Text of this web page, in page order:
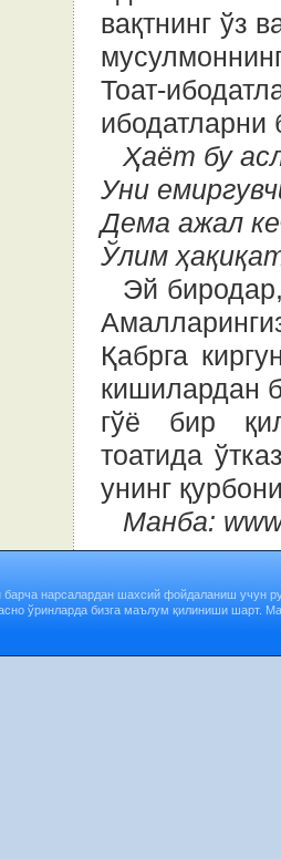
вақтнинг ўз
Тоат-
ибодатларни
Ҳаёт бу
Уни
Дема ажал
Ўлим
Эй биродар,
Қабрга
кишилардан
гўё бир
тоатида
унинг
Манба:
нарсалардан шахсий фойдаланиш учун
ўринларда бизга маълум қилиниши шарт.